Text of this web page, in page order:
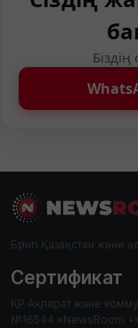
Бүгінгі Қазақстан
Сертификат
ҚР Ақпарат және
№16544 «NewsRoom +»